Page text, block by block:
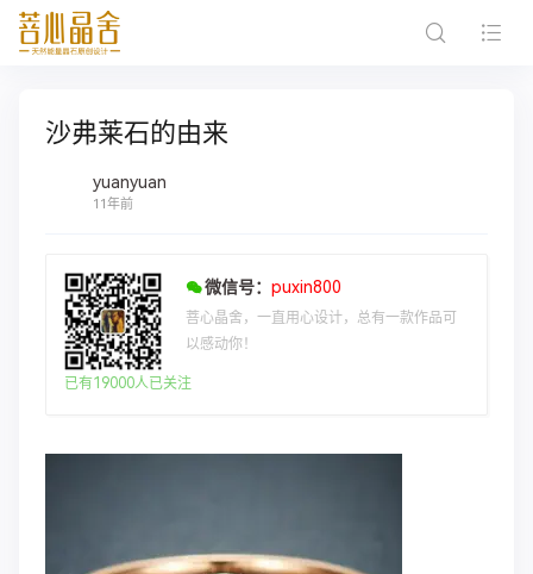
沙弗莱石的由来
yuanyuan
11年前
微信号： puxin800
菩心晶舍，一直用心设计，总有一款作品可
以感动你！
已有19000人已关注